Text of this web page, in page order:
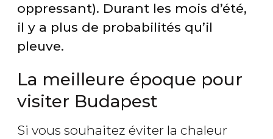
oppressant). Durant les mois d’été,
il y a plus de probabilités qu’il
pleuve.
La meilleure époque pour
visiter Budapest
Si vous souhaitez éviter la chaleur